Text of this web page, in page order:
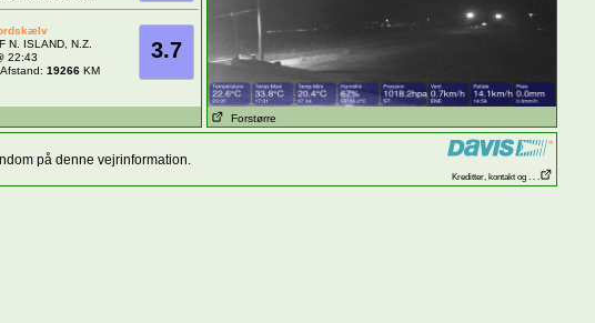
3.7
N. ISLAND, N.Z.
22:43
19266KM
Forstørre
på denne vejrinformation.
Kreditter, kontakt og . . .